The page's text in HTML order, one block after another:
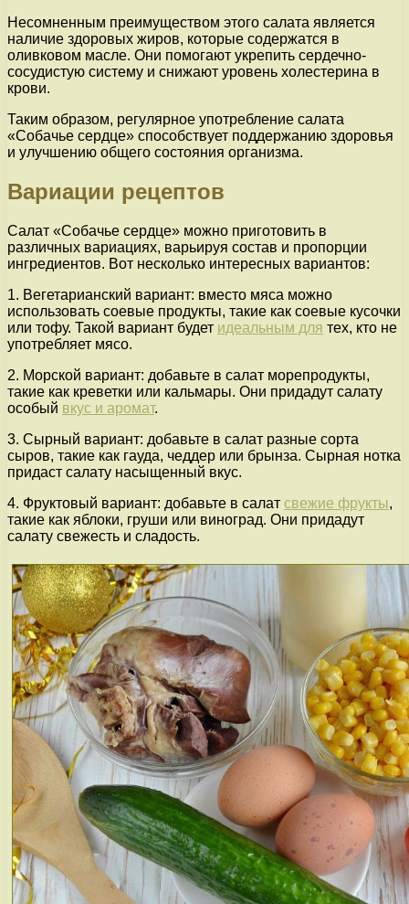
Несомненным преимуществом этого салата является
наличие здоровых жиров, которые содержатся в
оливковом масле. Они помогают укрепить сердечно-
сосудистую систему и снижают уровень холестерина в
крови.
Таким образом, регулярное употребление салата
«Собачье сердце» способствует поддержанию здоровья
и улучшению общего состояния организма.
Вариации рецептов
Салат «Собачье сердце» можно приготовить в
различных вариациях, варьируя состав и пропорции
ингредиентов. Вот несколько интересных вариантов:
1. Вегетарианский вариант: вместо мяса можно
использовать соевые продукты, такие как соевые кусочки
или тофу. Такой вариант будет идеальным для тех, кто не
употребляет мясо.
2. Морской вариант: добавьте в салат морепродукты,
такие как креветки или кальмары. Они придадут салату
особый вкус и аромат.
3. Сырный вариант: добавьте в салат разные сорта
сыров, такие как гауда, чеддер или брынза. Сырная нотка
придаст салату насыщенный вкус.
4. Фруктовый вариант: добавьте в салат свежие фрукты,
такие как яблоки, груши или виноград. Они придадут
салату свежесть и сладость.